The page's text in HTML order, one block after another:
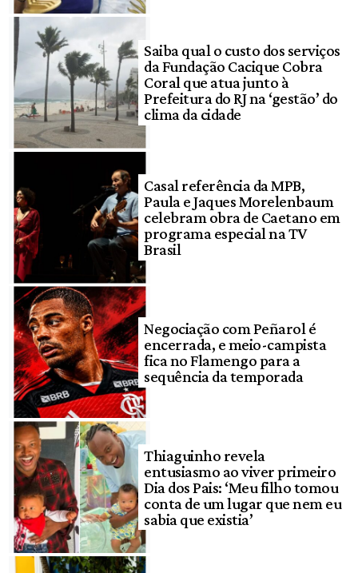
Saiba qual o custo dos serviços
da Fundação Cacique Cobra
Coral que atua junto à
Prefeitura do RJ na ‘gestão’ do
clima da cidade
Casal referência da MPB,
Paula e Jaques Morelenbaum
celebram obra de Caetano em
programa especial na TV
Brasil
Negociação com Peñarol é
encerrada, e meio-campista
fica no Flamengo para a
sequência da temporada
Thiaguinho revela
entusiasmo ao viver primeiro
Dia dos Pais: ‘Meu filho tomou
conta de um lugar que nem eu
sabia que existia’